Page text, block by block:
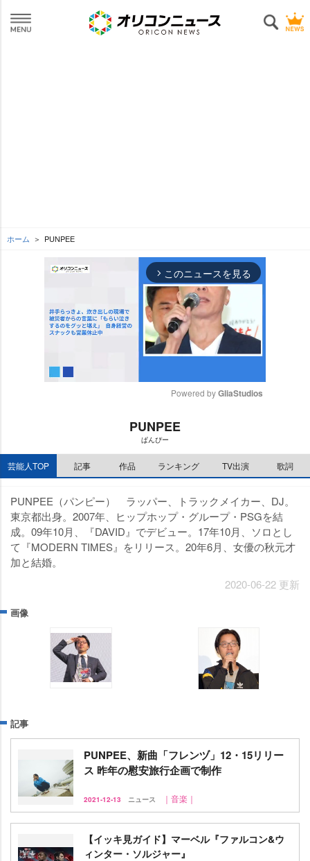
ホーム PUNPEE
arrow_forward_ios このニュースを見る
e
Powered by GliaStudios
PUNPEE
ぱんぴー
芸能人TOP 記事 作品 ランキング TV出演 歌詞
PUNPEE（パンピー） ラッパー、トラックメイカー、DJ。
東京都出身。2007年、ヒップホップ・グループ・PSGを結
成。09年10月、『DAVID』でデビュー。17年10月、ソロとし
て『MODERN TIMES』をリリース。20年6月、女優の秋元才
加と結婚。
2020-06-22 更新
画像
記事
PUNPEE、新曲「フレンヅ」12・15リリー
ス 昨年の慰安旅行企画で制作
2021-12-13 ニュース ｜音楽｜
【イッキ見ガイド】マーベル『ファルコン&ウ
ィンター・ソルジャー』